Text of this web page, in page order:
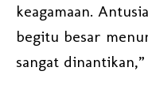
keagamaan.
begitu besar
sangat